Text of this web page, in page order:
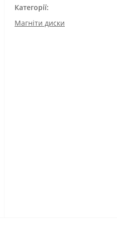
Категорії:
Магніти диски